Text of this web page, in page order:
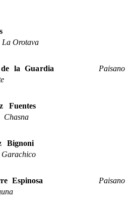
la Guardia Paisano
Paisano